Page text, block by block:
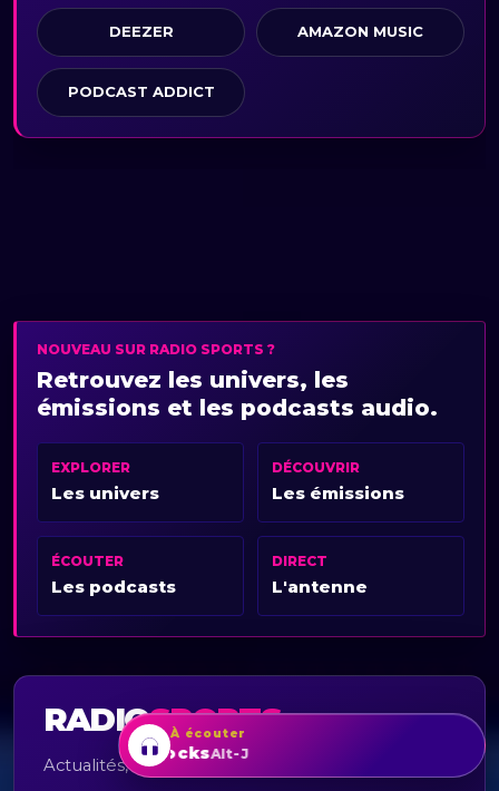
DEEZER AMAZON MUSIC
PODCAST ADDICT
NOUVEAU SUR RADIO SPORTS ?
Retrouvez les univers, les
émissions et les podcasts audio.
EXPLORER
Les univers
DÉCOUVRIR
Les émissions
ÉCOUTER
Les podcasts
DIRECT
L'antenne
RADIOSPORTS
Actualités, émissions, podcasts et direct.
À écouter
BreezeblocksAlt-J